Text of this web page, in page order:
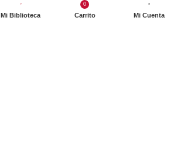
Mi Biblioteca
0
Carrito Mi Cuenta